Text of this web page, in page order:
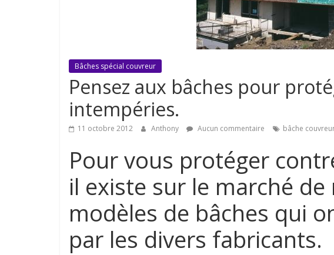
toiture
Bâches spécial couvreur
Pensez aux bâches pour
intempéries.
11 octobre 2012 Anthony Aucun commentaire bâche
Pour vous protéger
il existe sur le marché
modèles de bâches qui
par les divers fabricants.